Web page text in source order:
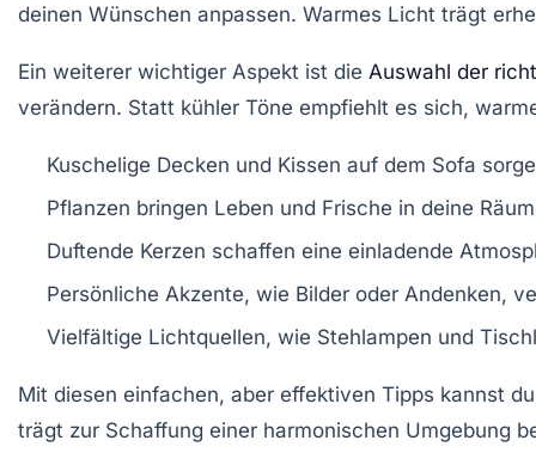
deinen Wünschen anpassen. Warmes Licht trägt
Ein weiterer wichtiger Aspekt ist die Auswahl der
verändern. Statt kühler Töne empfiehlt es sich,
Kuschelige Decken und Kissen auf dem Sofa
Pflanzen bringen Leben und Frische in deine
Duftende Kerzen schaffen eine einladende
Persönliche Akzente, wie Bilder oder Andenken,
Vielfältige Lichtquellen, wie Stehlampen und
Mit diesen einfachen, aber effektiven Tipps kannst
trägt zur Schaffung einer harmonischen Umgebung